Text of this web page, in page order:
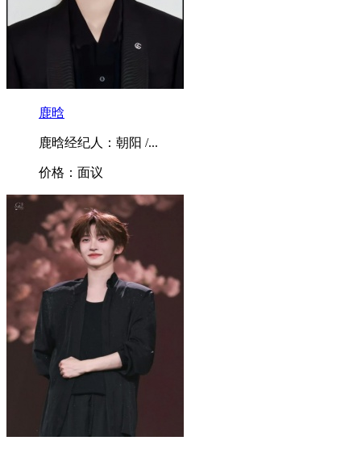
鹿晗
鹿晗经纪人：朝阳 /...
价格：面议